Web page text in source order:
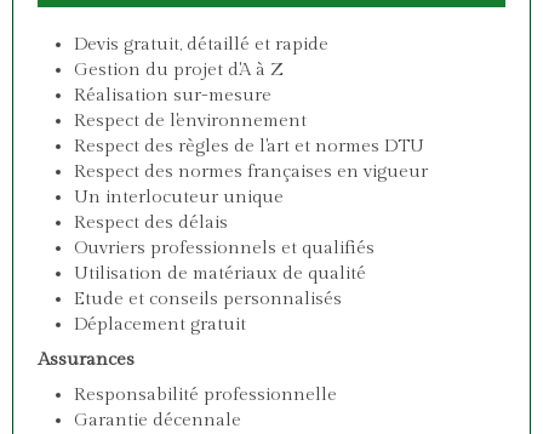
Devis gratuit, détaillé et rapide
Gestion du projet d'A à Z
Réalisation sur-mesure
Respect de l'environnement
Respect des règles de l'art et normes DTU
Respect des normes françaises en vigueur
Un interlocuteur unique
Respect des délais
Ouvriers professionnels et qualifiés
Utilisation de matériaux de qualité
Etude et conseils personnalisés
Déplacement gratuit
Assurances
Responsabilité professionnelle
Garantie décennale